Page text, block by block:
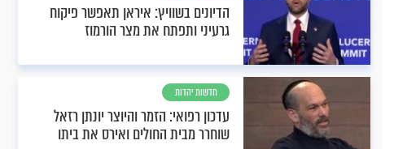
הדיונים בשוויץ: איראן תאפשר פיקוח
גרעיני ותפתח את מצר הורמוז
חדשות יהדות
עדכון רפואי: הזמר והיוצר יונתן רזאל
שוחרר מבית החולים ואירס את ביתו